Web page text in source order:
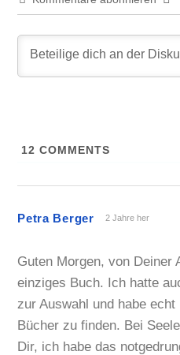
12 COMMENTS
Petra Berger 2 Jahre her
Guten Morgen, von Deiner
einziges Buch. Ich hatte
zur Auswahl und habe
Bücher zu finden. Bei
Dir, ich habe das